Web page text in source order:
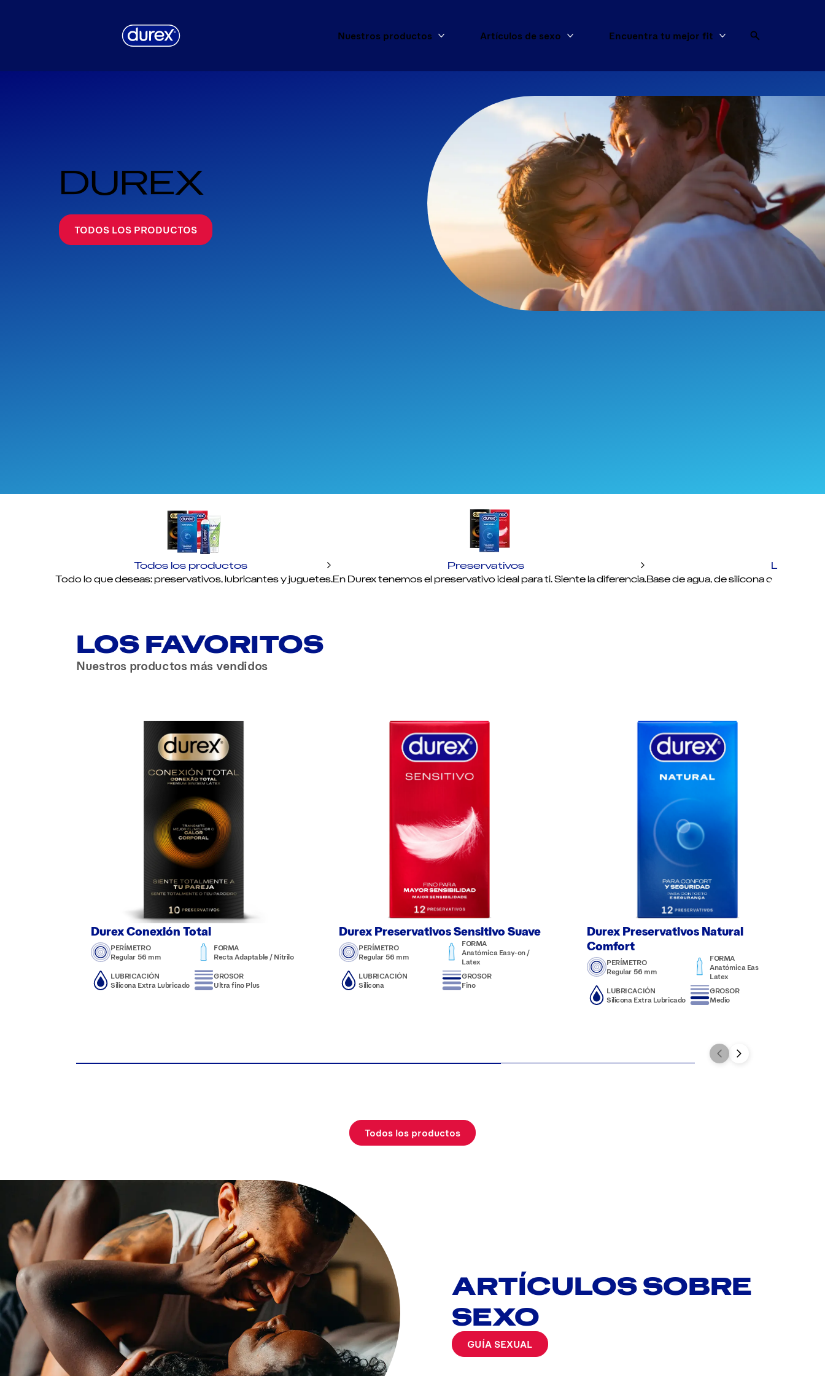
Nuestros productos Más Nuestros productos
Artículos de sexo Más Artículos de sexo
Encuentra tu mejor fit Más Encuentra tu
DUREX
TODOS LOS PRODUCTOS
Todos los productos
Todo lo que deseas: preservativos, lubricantes y juguetes.
Preservativos
En Durex tenemos el preservativo ideal para ti. Siente la diferencia.Base de agua, de silicona o 100%
LOS FAVORITOS
Nuestros productos más vendidos
Durex Conexión Total
PERÍMETRO
Regular 56 mm
FORMA
Recta Adaptable / Nitrilo
LUBRICACIÓN
Silicona Extra Lubricado
GROSOR
Ultra fino Plus
Durex Preservativos Sensitivo Suave
PERÍMETRO
Regular 56 mm
FORMA
Anatómica Easy-on /
Latex
LUBRICACIÓN
Silicona
GROSOR
Fino
Durex Preservativos Natural
Comfort
PERÍMETRO
Regular 56 mm
FORMA
Anatómica Easy-on /
Latex
LUBRICACIÓN
Silicona Extra Lubricado
GROSOR
Medio
Todos los productos
ARTÍCULOS SOBRE
SEXO
GUÍA SEXUAL